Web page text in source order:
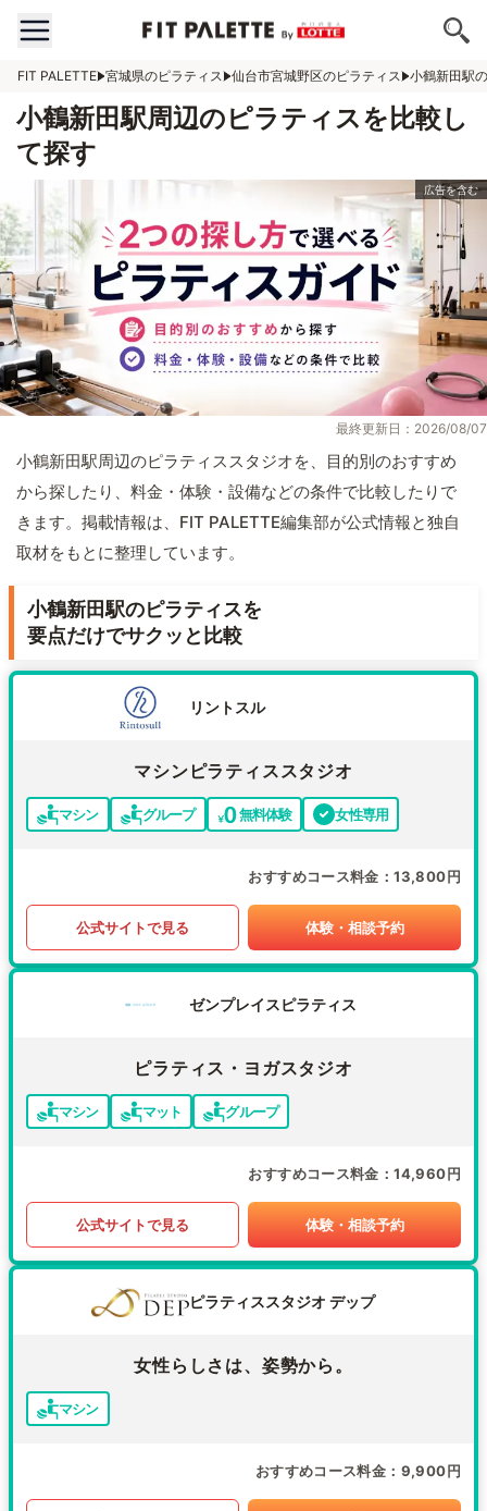
FIT PALETTE 宮城県のピラティス 仙台市宮城野区のピラティス 小鶴新田駅
小鶴新田駅周辺のピラティスを比較し
て探す
最終更新日：2026/08/07
小鶴新田駅周辺のピラティススタジオを、目的別のおすすめ
から探したり、料金・体験・設備などの条件で比較したりで
きます。掲載情報は、FIT PALETTE編集部が公式情報と独自
取材をもとに整理しています。
小鶴新田駅のピラティスを
要点だけでサクッと比較
リントスル
マシンピラティススタジオ
マシン グループ 無料体験 女性専用
おすすめコース料金 13,800円
公式サイトで見る 体験・相談予約
ゼンプレイスピラティス
ピラティス・ヨガスタジオ
マシン マット グループ
おすすめコース料金 14,960円
公式サイトで見る 体験・相談予約
ピラティススタジオ デップ
女性らしさは、姿勢から。
マシン
おすすめコース料金 9,900円